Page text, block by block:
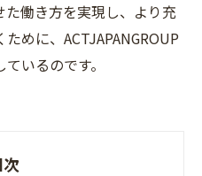
働き方を実現し、より充
めに、ACTJAPANGROUP
いるのです。
次